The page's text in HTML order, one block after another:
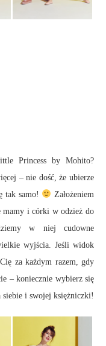
Princess by Mohito?
– nie dość, że ubierze
tak samo!
Założeniem
mamy i córki w odzież do
w niej cudowne
wyjścia. Jeśli widok
za każdym razem, gdy
– koniecznie wybierz się
i swojej księżniczki!